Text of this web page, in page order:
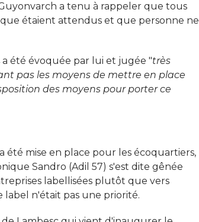
a tenu à rappeler que tous
étaient attendus et que personne ne
été évoquée par lui et jugée "très
pas les moyens de mettre en place
des moyens pour porter ce
été mise en place pour les écoquartiers,
Sandro (Adil 57) s'est dite gênée
labellisées plutôt que vers
n'était pas une priorité.